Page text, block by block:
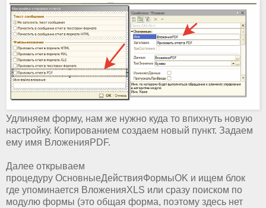
Удлиняем форму, нам же нужно куда то впихнуть новую
настройку. Копированием создаем новый пункт. Задаем
ему имя ВложенияPDF.
Далее открываем
процедуру ОсновныеДействияФормыOK и ищем блок
где упоминается ВложенияXLS или сразу поиском по
модулю формы (это общая форма, поэтому здесь нет